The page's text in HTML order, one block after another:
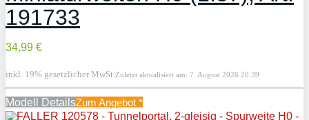
191733
34,99 €
inkl. 19% gesetzlicher MwSt. Zuletzt aktualisiert am: 7. August 2026 20:39
Modell DetailsZum Angebot *